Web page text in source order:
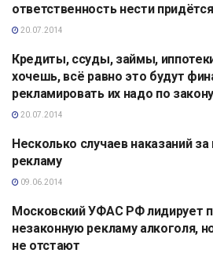
ответственность нести придётся
20.07.2014
АНАЛИТИКА
Кредиты, ссуды, займы,
хочешь, всё равно это будут
рекламировать их надо по закону
20.07.2014
АНАЛИТИКА
Несколько случаев наказаний
рекламу
09.06.2014
АНАЛИТИКА
Московский УФАС РФ лидирует
незаконную рекламу алкоголя,
не отстают